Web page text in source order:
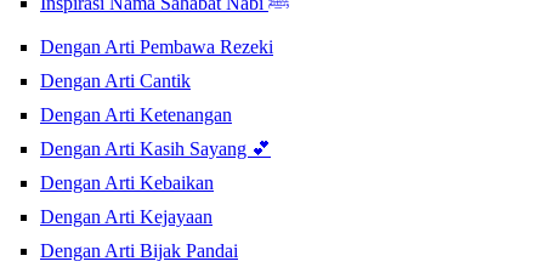
Dengan Arti Pembawa Rezeki
Dengan Arti Cantik
Dengan Arti Ketenangan
Dengan Arti Kasih Sayang 💕
Dengan Arti Kebaikan
Dengan Arti Kejayaan
Dengan Arti Bijak Pandai